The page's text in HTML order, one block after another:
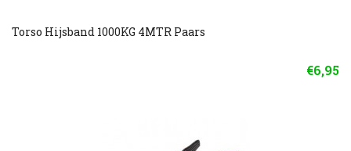
Torso Hijsband 1000KG 4MTR Paars
€6,95